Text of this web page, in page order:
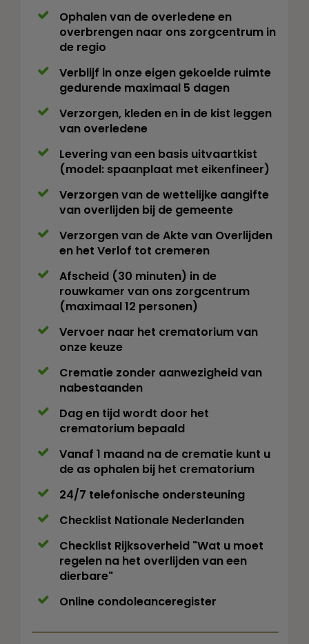
Ophalen van de overledene en
overbrengen naar ons zorgcentrum in
de regio
Verblijf in onze eigen gekoelde ruimte
gedurende maximaal 5 dagen
Verzorgen, kleden en in de kist leggen
van overledene
Levering van een basis uitvaartkist
(model: spaanplaat met eikenfineer)
Verzorgen van de wettelijke aangifte
van overlijden bij de gemeente
Verzorgen van de Akte van Overlijden
en het Verlof tot cremeren
Afscheid (30 minuten) in de
rouwkamer van ons zorgcentrum
(maximaal 12 personen)
Vervoer naar het crematorium van
onze keuze
Crematie zonder aanwezigheid van
nabestaanden
Dag en tijd wordt door het
crematorium bepaald
Vanaf 1 maand na de crematie kunt u
de as ophalen bij het crematorium
24/7 telefonische ondersteuning
Checklist Nationale Nederlanden
Checklist Rijksoverheid "Wat u moet
regelen na het overlijden van een
dierbare"
Online condoleanceregister